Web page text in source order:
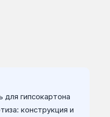
для гипсокартона
конструкция и